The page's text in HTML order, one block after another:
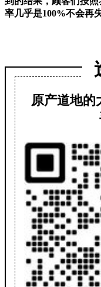
率几乎是100%不会再
原产道地的